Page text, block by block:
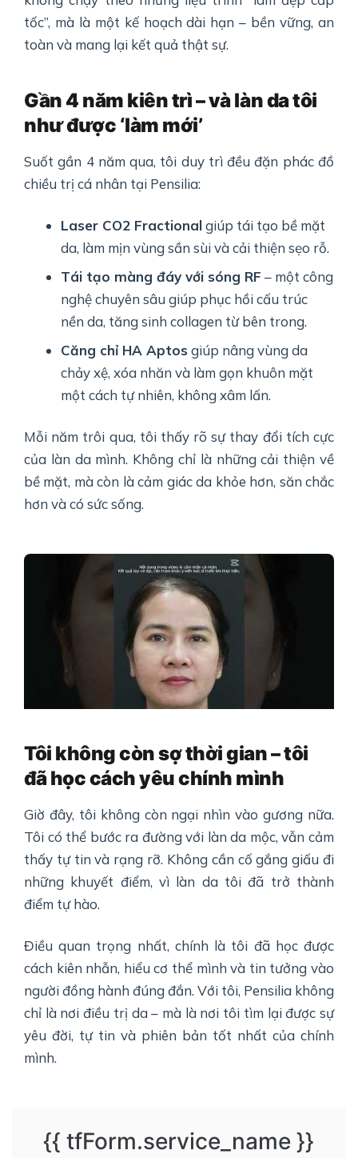
tốc”, mà là một kế hoạch dài hạn – bền vững, an
toàn và mang lại kết quả thật sự.
Gần 4 năm kiên trì – và làn da tôi
như được ‘làm mới’
Suốt gần 4 năm qua, tôi duy trì đều đặn phác đồ
chiều trị cá nhân tại Pensilia:
Laser CO2 Fractionalgiúp tái tạo bề mặt
da, làm mịn vùng sần sùi và cải thiện sẹo rỗ.
Tái tạo màng đáy với sóng RF – một công
nghệ chuyên sâu giúp phục hồi cấu trúc
nền da, tăng sinh collagen từ bên trong.
Căng chỉ HA Aptos giúp nâng vùng da
chảy xệ, xóa nhăn và làm gọn khuôn mặt
một cách tự nhiên, không xâm lấn.
Mỗi năm trôi qua, tôi thấy rõ sự thay đổi tích cực
của làn da mình. Không chỉ là những cải thiện về
bề mặt, mà còn là cảm giác da khỏe hơn, săn chắc
hơn và có sức sống.
Tôi không còn sợ thời gian – tôi
đã học cách yêu chính mình
Giờ đây, tôi không còn ngại nhìn vào gương nữa.
Tôi có thể bước ra đường với làn da mộc, vẫn cảm
thấy tự tin và rạng rỡ. Không cần cố gắng giấu đi
những khuyết điểm, vì làn da tôi đã trở thành
điểm tự hào.
Điều quan trọng nhất, chính là tôi đã học được
cách kiên nhẫn, hiểu cơ thể mình và tin tưởng vào
người đồng hành đúng đắn. Với tôi, Pensilia không
chỉ là nơi điều trị da – mà là nơi tôi tìm lại được sự
yêu đời, tự tin và phiên bản tốt nhất của chính
mình.